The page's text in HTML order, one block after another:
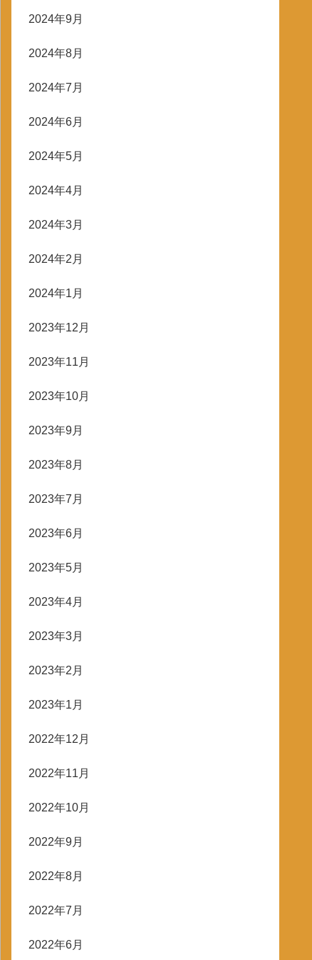
2024年9月
2024年8月
2024年7月
2024年6月
2024年5月
2024年4月
2024年3月
2024年2月
2024年1月
2023年12月
2023年11月
2023年10月
2023年9月
2023年8月
2023年7月
2023年6月
2023年5月
2023年4月
2023年3月
2023年2月
2023年1月
2022年12月
2022年11月
2022年10月
2022年9月
2022年8月
2022年7月
2022年6月